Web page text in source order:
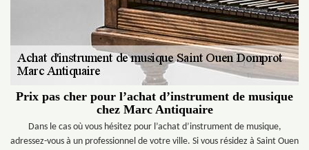
Prix pas cher pour l’achat d’instrument de musique
chez Marc Antiquaire
Dans le cas où vous hésitez pour l’achat d’instrument de musique,
adressez-vous à un professionnel de votre ville. Si vous résidez à Saint Ouen